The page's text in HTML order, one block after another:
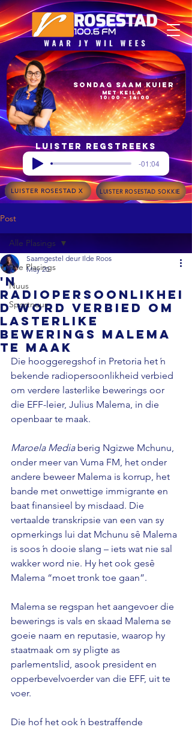
10:00 – 14:00
met Keila
Sondag Saam Kuier
Luister regstreeks
-01:04
LUISTER ROSESTAD X LUISTER ROSESTAD SOKKIE
Post
Alle Plasings
Nuus
Sportnuus
Alle Plasings
'n
Radiopersoonlikhei
d word verbied om
lasterlike
bewerings Malema
te maak
Saamgestel deur Ilde Roos
May 20
Die hooggeregshof in Pretoria het ŉ
bekende radiopersoonlikheid verbied
om verdere lasterlike bewerings oor
die EFF-leier, Julius Malema, in die
openbaar te maak.
Maroela Media berig Ngizwe Mchunu,
onder meer van Vuma FM, het onder
andere beweer Malema is korrup, het
bande met onwettige immigrante en
baat finansieel by misdaad. Die
vertaalde transkripsie van een van sy
opmerkings lui dat Mchunu sê Malema
is soos ŉ dooie slang – iets wat nie sal
wakker word nie. Hy het ook gesê
Malema “moet tronk toe gaan”.
Malema se regspan het aangevoer die
bewerings is vals en skaad Malema se
goeie naam en reputasie, waarop hy
staatmaak om sy pligte as
parlementslid, asook president en
opperbevelvoerder van die EFF, uit te
voer.
Die hof het ook ŉ bestraffende